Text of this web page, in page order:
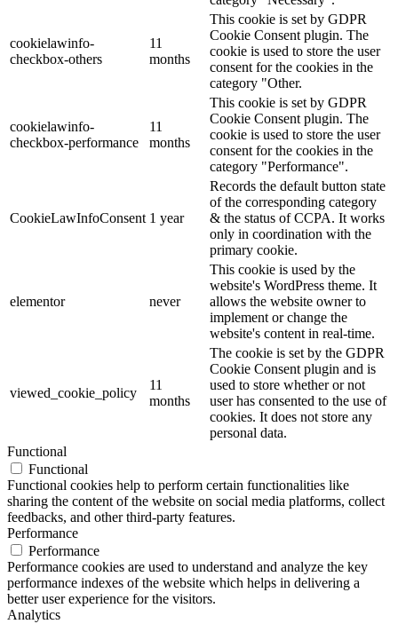
cookielawinfo-
checkbox-others
11
months
This cookie is set by GDPR
Cookie Consent plugin. The
cookie is used to store the user
consent for the cookies in the
category "Other.
cookielawinfo-
checkbox-performance
11
months
This cookie is set by GDPR
Cookie Consent plugin. The
cookie is used to store the user
consent for the cookies in the
category "Performance".
CookieLawInfoConsent 1 year
Records the default button state
of the corresponding category
& the status of CCPA. It works
only in coordination with the
primary cookie.
elementor never
This cookie is used by the
website's WordPress theme. It
allows the website owner to
implement or change the
website's content in real-time.
viewed_cookie_policy
11
months
The cookie is set by the GDPR
Cookie Consent plugin and is
used to store whether or not
user has consented to the use of
cookies. It does not store any
personal data.
Functional
Functional
Functional cookies help to perform certain functionalities like
sharing the content of the website on social media platforms, collect
feedbacks, and other third-party features.
Performance
Performance
Performance cookies are used to understand and analyze the key
performance indexes of the website which helps in delivering a
better user experience for the visitors.
Analytics